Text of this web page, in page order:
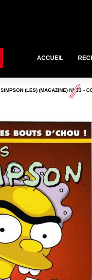
ACCUEIL
SIMPSON (LES) (MAGAZINE) N° 33 -